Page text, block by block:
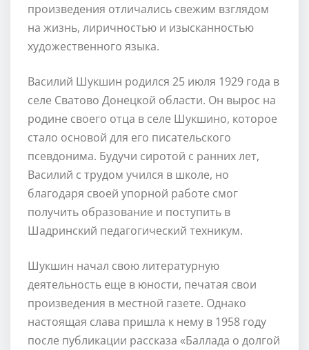
произведения отличались свежим взглядом
на жизнь, лиричностью и изысканностью
художественного языка.
Василий Шукшин родился 25 июля 1929 года в
селе Сватово Донецкой области. Он вырос на
родине своего отца в селе Шукшино, которое
стало основой для его писательского
псевдонима. Будучи сиротой с ранних лет,
Василий с трудом учился в школе, но
благодаря своей упорной работе смог
получить образование и поступить в
Шадринский педагогический техникум.
Шукшин начал свою литературную
деятельность еще в юности, печатая свои
произведения в местной газете. Однако
настоящая слава пришла к нему в 1958 году
после публикации рассказа «Баллада о долгой